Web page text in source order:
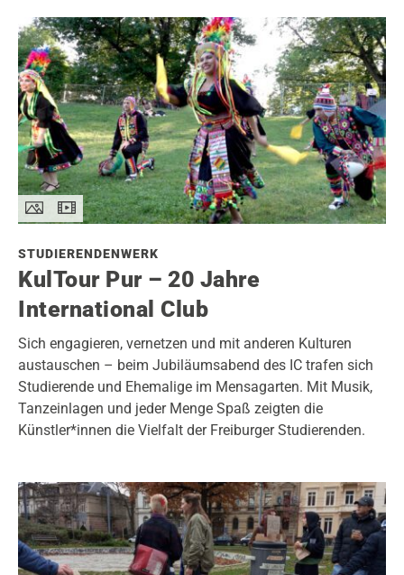
STUDIERENDENWERK
KulTour Pur – 20 Jahre
International Club
Sich engagieren, vernetzen und mit anderen Kulturen
austauschen – beim Jubiläumsabend des IC trafen sich
Studierende und Ehemalige im Mensagarten. Mit Musik,
Tanzeinlagen und jeder Menge Spaß zeigten die
Künstler*innen die Vielfalt der Freiburger Studierenden.